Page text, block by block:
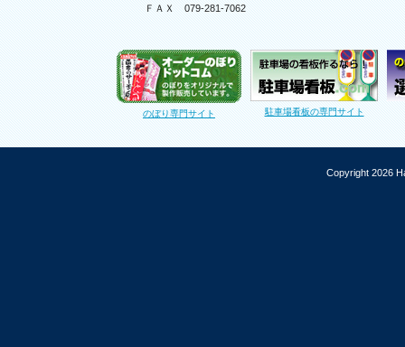
ＦＡＸ 079-281-7062
のぼり専門サイト 駐車場看板の専門サイト
Copyright 2026